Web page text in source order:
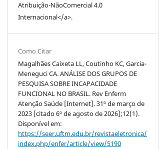
Atribuição-NãoComercial 4.0
Internacional</a>.
Como Citar
Magalhães Caixeta LL, Coutinho KC, Garcia-
Meneguci CA. ANÁLISE DOS GRUPOS DE
PESQUISA SOBRE INCAPACIDADE
FUNCIONAL NO BRASIL. Rev Enferm
Atenção Saúde [Internet]. 31º de março de
2023 [citado 6º de agosto de 2026];12(1).
Disponível em:
https://seer.uftm.edu.br/revistaeletronica/
index.php/enfer/article/view/5190